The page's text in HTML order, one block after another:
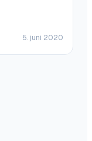
5. juni 2020